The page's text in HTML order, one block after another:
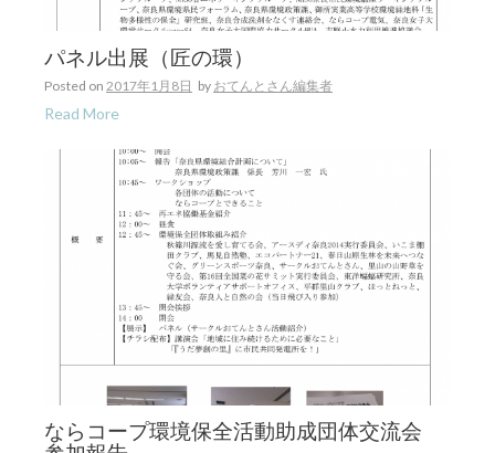
パネル出展（匠の環）
Posted on 2017年1月8日 by おてんとさん編集者
Read More
ならコープ環境保全活動助成団体交流会